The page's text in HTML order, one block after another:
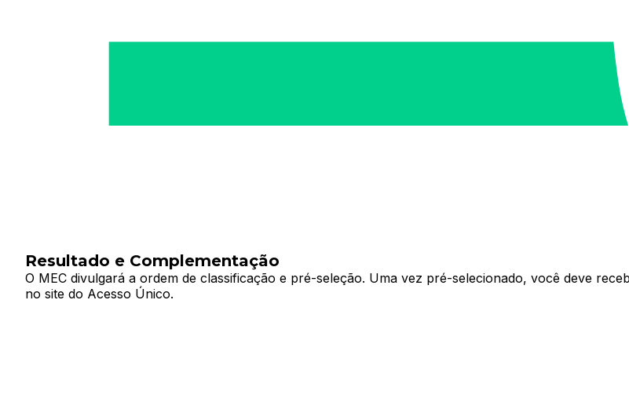
Resultado e Complementação
O MEC divulgará a ordem de classificação e pré-seleção. Uma vez pré-selecionado, você deve
no site do Acesso Único.